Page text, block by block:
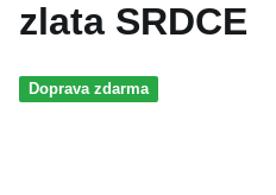
zlata SRDCE
Doprava zdarma